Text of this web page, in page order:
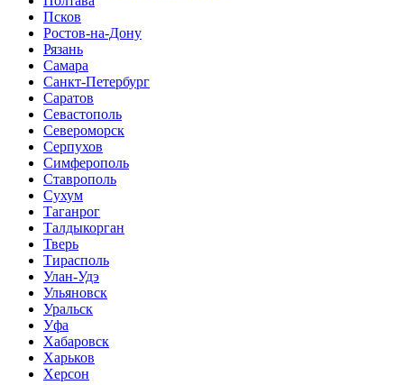
Псков
Ростов-на-Дону
Рязань
Самара
Санкт-Петербург
Саратов
Севастополь
Североморск
Серпухов
Симферополь
Ставрополь
Сухум
Таганрог
Tалдыкорган
Тверь
Тирасполь
Улан-Удэ
Ульяновск
Уральск
Уфа
Хабаровск
Харьков
Херсон